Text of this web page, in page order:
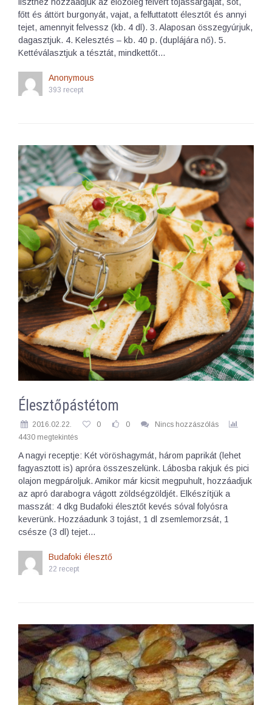
főtt és áttört burgonyát, vajat, a felfuttatott élesztőt és annyi
tejet, amennyit felvessz (kb. 4 dl). 3. Alaposan összegyúrjuk,
dagasztjuk. 4. Kelesztés – kb. 40 p. (duplájára nő). 5.
Kettéválasztjuk a tésztát, mindkettőt…
Anonymous
393 recept
Élesztőpástétom
2016.02.22. 0 0
Nincs hozzászólás
4430 megtekintés
A nagyi receptje: Két vöröshagymát, három paprikát (lehet
fagyasztott is) apróra összeszelünk. Lábosba rakjuk és pici
olajon megpároljuk. Amikor már kicsit megpuhult, hozzáadjuk
az apró darabogra vágott zöldségzöldjét. Elkészítjük a
masszát: 4 dkg Budafoki élesztőt kevés sóval folyósra
keverünk. Hozzáadunk 3 tojást, 1 dl zsemlemorzsát, 1
csésze (3 dl) tejet…
Budafoki élesztő
22 recept